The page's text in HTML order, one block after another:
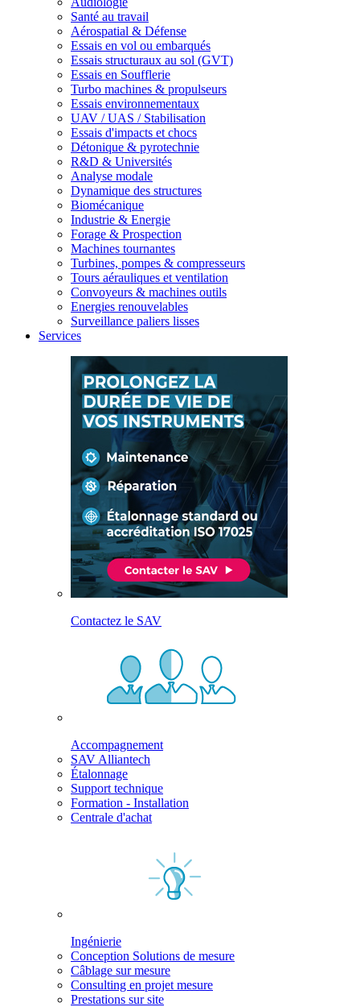
Santé au travail
Aérospatial & Défense
Essais en vol ou embarqués
Essais structuraux au sol (GVT)
Essais en Soufflerie
Turbo machines & propulseurs
Essais environnementaux
UAV / UAS / Stabilisation
Essais d'impacts et chocs
Détonique & pyrotechnie
R&D & Universités
Analyse modale
Dynamique des structures
Biomécanique
Industrie & Energie
Forage & Prospection
Machines tournantes
Turbines, pompes & compresseurs
Tours aérauliques et ventilation
Convoyeurs & machines outils
Energies renouvelables
Surveillance paliers lisses
Services
Contactez le SAV
Accompagnement
SAV Alliantech
Étalonnage
Support technique
Formation - Installation
Centrale d'achat
Ingénierie
Conception Solutions de mesure
Câblage sur mesure
Consulting en projet mesure
Prestations sur site